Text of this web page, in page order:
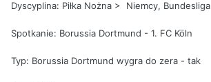
Dyscyplina: Piłka Nożna > Niemcy, Bundesliga
Spotkanie: Borussia Dortmund - 1. FC Köln
Typ: Borussia Dortmund wygra do zera - tak